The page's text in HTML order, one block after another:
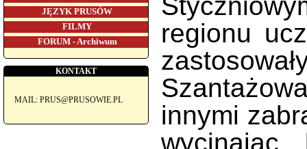
JĘZYK PRUSÓW
FILMY
FORUM - Archiwum
KONTAKT
MAIL: PRUS@PRUSOWIE.PL
regionu
innymi
wycinając